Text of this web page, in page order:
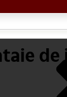
de